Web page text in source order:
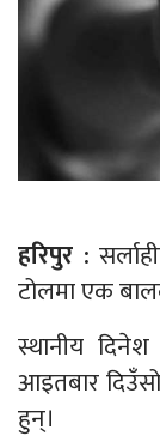
हरिपुर :
टोलमा एक
स्थानीय
आइतबार
हुन्।